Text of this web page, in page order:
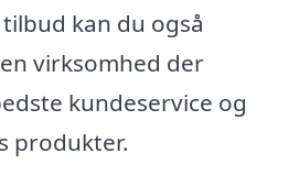
kan du også
virksomhed der
kundeservice og
produkter.